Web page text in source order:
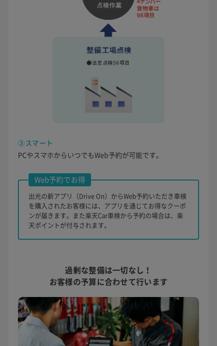
③スマート
PCやスマホからいつでもWeb予約が可能です。
Web予約でお得
出光の新アプリ（Drive On）からWeb予約いただき車検
を購入されたお客様には、アプリを通じてお得なクーポ
ンが届きます。また楽天Car車検から予約の場合は、楽
天ポイントが付与されます。
過剰な整備は一切なし！
お客様の予算に合わせて行います